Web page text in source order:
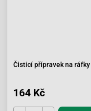
Čisticí přípravek na ráfky
164 Kč